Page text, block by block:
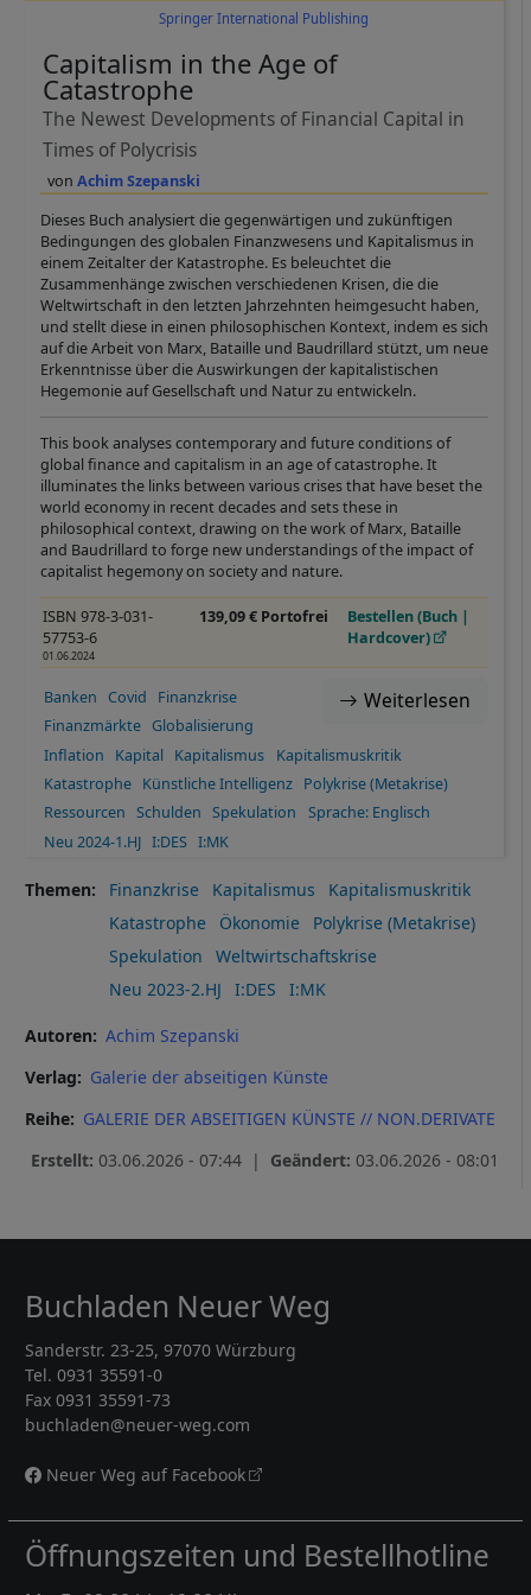
Springer International Publishing
Achim Szepanski
Capitalism in the Age of
Catastrophe
The Newest Developments of Financial Capital in
Times of Polycrisis
Dieses Buch analysiert die gegenwärtigen und zukünftigen
Bedingungen des globalen Finanzwesens und Kapitalismus in
einem Zeitalter der Katastrophe. Es beleuchtet die
Zusammenhänge zwischen verschiedenen Krisen, die die
Weltwirtschaft in den letzten Jahrzehnten heimgesucht haben,
und stellt diese in einen philosophischen Kontext, indem es sich
auf die Arbeit von Marx, Bataille und Baudrillard stützt, um neue
Erkenntnisse über die Auswirkungen der kapitalistischen
Hegemonie auf Gesellschaft und Natur zu entwickeln.
This book analyses contemporary and future conditions of
global finance and capitalism in an age of catastrophe. It
illuminates the links between various crises that have beset the
world economy in recent decades and sets these in
philosophical context, drawing on the work of Marx, Bataille
and Baudrillard to forge new understandings of the impact of
capitalist hegemony on society and nature.
ISBN 978-3-031-
57753-6
01.06.2024
139,09 € Portofrei
Bestellen (Buch |
Hardcover)
Weiterlesen
Banken Covid
Finanzkrise
Finanzmärkte Globalisierung
Inflation
Kapital Kapitalismus
Kapitalismuskritik
Katastrophe
Künstliche Intelligenz Polykrise (Metakrise)
Ressourcen Schulden Spekulation
Sprache: Englisch
Neu 2024-1.HJ I:DES I:MK
Themen Finanzkrise Kapitalismus
Kapitalismuskritik
Katastrophe
Ökonomie
Polykrise (Metakrise)
Spekulation
Weltwirtschaftskrise
Neu 2023-2.HJ
I:DES I:MK
Autoren
Achim Szepanski
Verlag
Galerie der abseitigen Künste
Reihe
GALERIE DER ABSEITIGEN KÜNSTE // NON.DERIVATE
Erstellt: 03.06.2026 - 07:44 | Geändert: 03.06.2026 - 08:01
Buchladen Neuer Weg
Sanderstr. 23-25, 97070 Würzburg
Tel. 0931 35591-0
Fax 0931 35591-73
buchladen@neuer-weg.com
Neuer Weg auf Facebook
Öffnungszeiten und Bestellhotline